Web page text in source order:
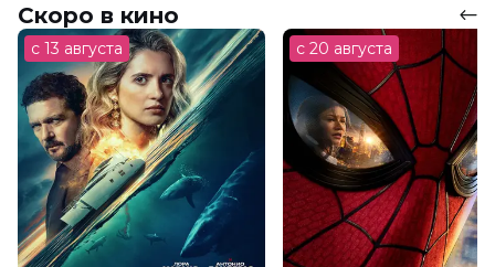
Скоро в кино
с 13 августа с 20 августа